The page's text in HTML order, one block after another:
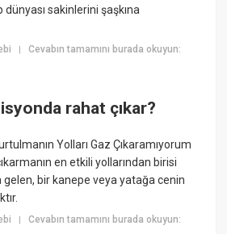
sakinlerini şaşkına
|Cevabın tamamını burada okuyun:
rahat çıkar?
Yolları Gaz Çıkaramıyorum
en etkili yollarından birisi
gelen, bir kanepe veya yatağa cenin
|Cevabın tamamını burada okuyun: